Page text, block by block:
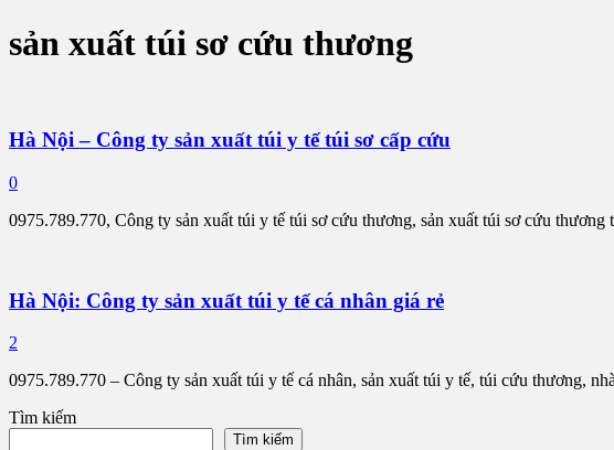
sản xuất túi sơ cứu thương
Hà Nội – Công ty sản xuất túi y tế túi sơ cấp cứu
0
0975.789.770, Công ty sản xuất túi y tế túi sơ cứu thương, sản xuất túi sơ cứu thương
Hà Nội: Công ty sản xuất túi y tế cá nhân giá rẻ
2
0975.789.770 – Công ty sản xuất túi y tế cá nhân, sản xuất túi y tế, túi cứu thương,
Tìm kiếm
Tìm kiếm